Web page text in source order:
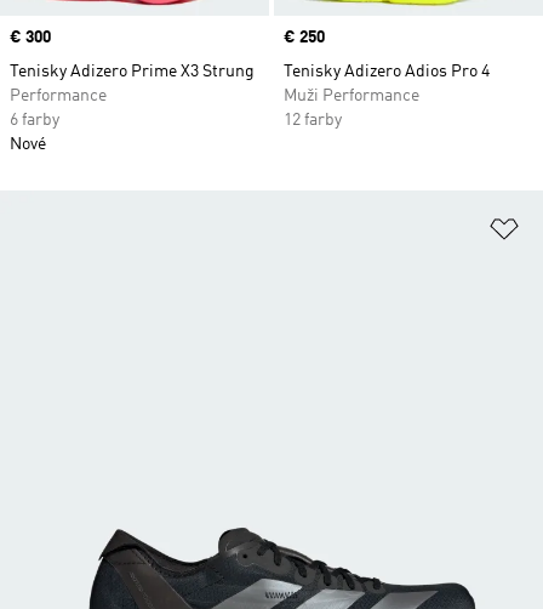
Price
€ 300
Tenisky Adizero Prime X3 Strung
Performance
6 farby
Nové
Price
€ 250
Tenisky Adizero Adios Pro 4
Muži Performance
12 farby